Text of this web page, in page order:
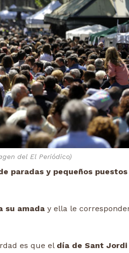
del El Periódico)
paradas y pequeños puestos
su amada y ella le
es que el día de Sant Jordi